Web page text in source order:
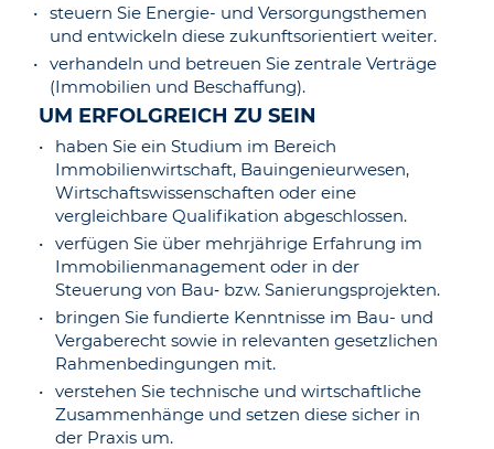
steuern Sie Energie- und Versorgungsthemen
und entwickeln diese zukunftsorientiert weiter.
verhandeln und betreuen Sie zentrale Verträge
(Immobilien und Beschaffung).
UM ERFOLGREICH ZU SEIN
haben Sie ein Studium im Bereich
Immobilienwirtschaft, Bauingenieurwesen,
Wirtschaftswissenschaften oder eine
vergleichbare Qualifikation abgeschlossen.
verfügen Sie über mehrjährige Erfahrung im
Immobilienmanagement oder in der
Steuerung von Bau‑ bzw. Sanierungsprojekten.
bringen Sie fundierte Kenntnisse im Bau- und
Vergaberecht sowie in relevanten gesetzlichen
Rahmenbedingungen mit.
verstehen Sie technische und wirtschaftliche
Zusammenhänge und setzen diese sicher in
der Praxis um.